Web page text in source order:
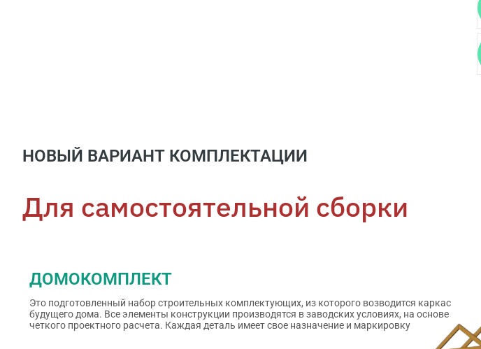
НОВЫЙ ВАРИАНТ КОМПЛЕКТАЦИИ
Для самостоятельной сборки
ДОМОКОМПЛЕКТ
Это подготовленный набор строительных комплектующих, из которого возводится каркас
будущего дома. Все элементы конструкции производятся в заводских условиях, на основе
четкого проектного расчета. Каждая деталь имеет свое назначение и маркировку